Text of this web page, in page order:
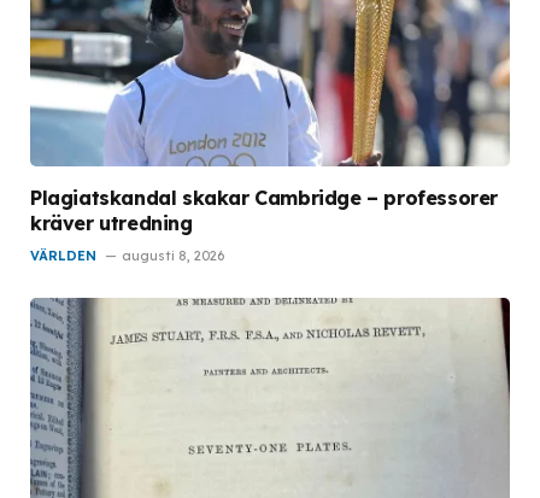
Plagiatskandal skakar Cambridge – professorer
kräver utredning
VÄRLDEN augusti 8, 2026